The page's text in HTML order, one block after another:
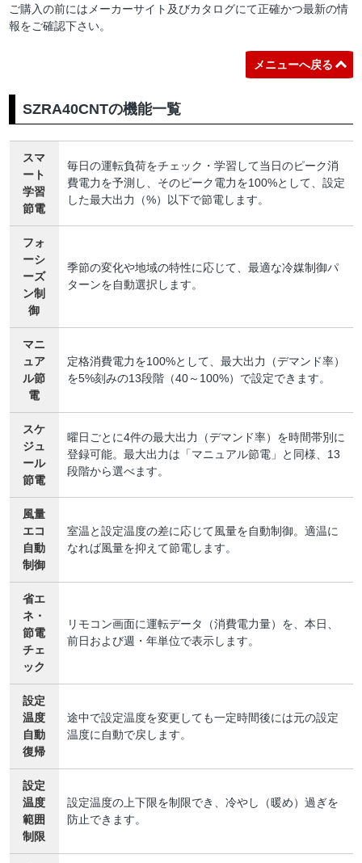
ご購入の前にはメーカーサイト及びカタログにて正確かつ最新の情
報をご確認下さい。
メニューへ戻る
SZRA40CNTの機能一覧
スマ
ート
学習
節電
毎日の運転負荷をチェック・学習して当日のピーク消
費電力を予測し、そのピーク電力を100%として、設定
した最大出力（%）以下で節電します。
フォ
ーシ
ーズ
ン制
御
季節の変化や地域の特性に応じて、最適な冷媒制御パ
ターンを自動選択します。
マニ
ュア
ル節
電
定格消費電力を100%として、最大出力（デマンド率）
を5%刻みの13段階（40～100%）で設定できます。
スケ
ジュ
ール
節電
曜日ごとに4件の最大出力（デマンド率）を時間帯別に
登録可能。最大出力は「マニュアル節電」と同様、13
段階から選べます。
風量
エコ
自動
制御
室温と設定温度の差に応じて風量を自動制御。適温に
なれば風量を抑えて節電します。
省エ
ネ・
節電
チェ
ック
リモコン画面に運転データ（消費電力量）を、本日、
前日および週・年単位で表示します。
設定
温度
自動
復帰
途中で設定温度を変更しても一定時間後には元の設定
温度に自動で戻します。
設定
温度
範囲
制限
設定温度の上下限を制限でき、冷やし（暖め）過ぎを
防止できます。